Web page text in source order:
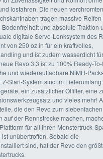
losfahren. Die neuen
tragen massive Reifen
und absolute Traktion
digitale Servo-Lenksystem des
von 250 oz.in für ein kraftvolles,
und ist zudem wasserdicht
Revo 3.3 ist zu 100% Ready-
und wiederaufladbare NiMH-
Start-System sind im
ein zusätzlicher Ölfilter, eine
und vieles mehr!
die den Revo zum siebenfachen
auf der Rennstrecke machen,
für all Ihren Monstertruck-
unübertroffen. Sobald die
sind, hat der Revo den